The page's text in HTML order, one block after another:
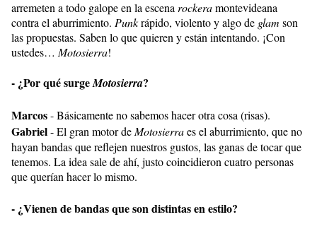
arremeten a todo galope en la escenarockeramontevideana
contra el aburrimiento. Punkrápido, violento y algo de glam son
las propuestas. Saben lo que quieren y están intentando. ¡Con
ustedes…Motosierra!
- ¿Por qué surgeMotosierra?
Marcos- Básicamente no sabemos hacer otra cosa (risas).
Gabriel- El gran motor deMotosierraes el aburrimiento, que no
hayan bandas que reflejen nuestros gustos, las ganas de tocar que
tenemos. La idea sale de ahí, justo coincidieron cuatro personas
que querían hacer lo mismo.
- ¿Vienen de bandas que son distintas en estilo?